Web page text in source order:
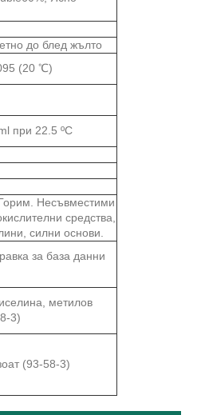
до блед жълто
(20 ℃)
при 22.5 ºC
Несъвместими
средства,
силни основи.
за база данни
метилов
3)
(93-58-3)